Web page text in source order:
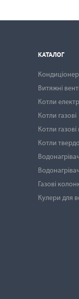
КАТАЛОГ
Витяжні
Котли
Котли газові
Котли
Котли
Газові
Кулери для